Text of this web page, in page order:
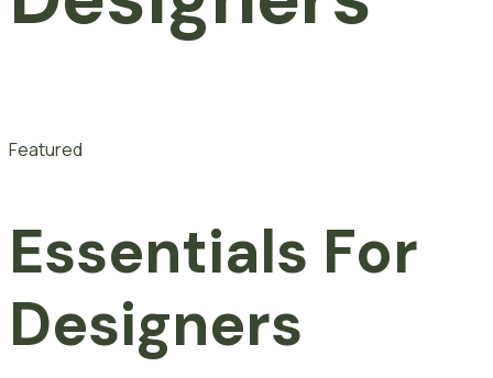
Featured
Essentials For
Designers